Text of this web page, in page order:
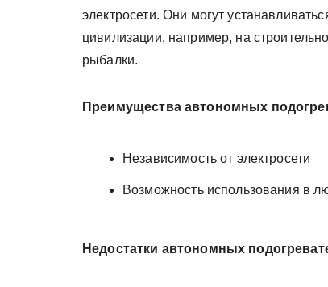
электросети. Они могут
цивилизации, например, на
рыбалки.
Преимущества автономных
Независимость от электросети
Возможность использования в
Недостатки автономных